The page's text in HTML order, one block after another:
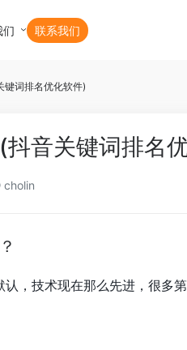
们 联系我们
键词排名优化软件)
音关键词排名
cholin
，技术现在那么先进，很多